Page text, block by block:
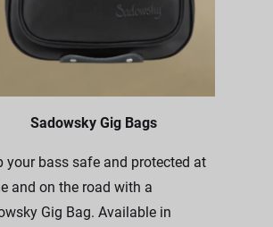
Sadowsky Gig Bags
your bass safe and protected at
and on the road with a
Gig Bag. Available in